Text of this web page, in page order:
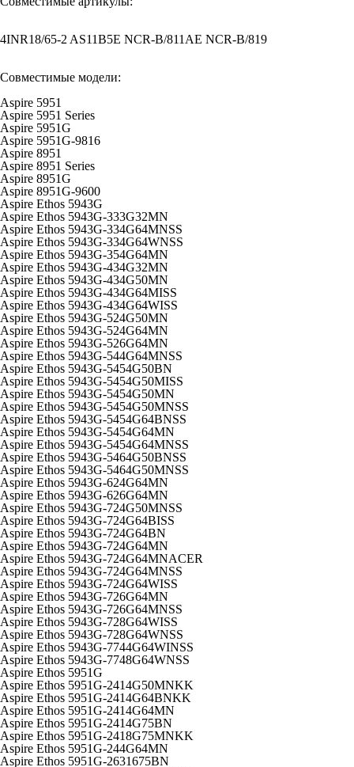
4INR18/65-2 AS11B5E NCR-B/811AE NCR-B/819
Совместимые модели:
Aspire 5951
Aspire 5951 Series
Aspire 5951G
Aspire 5951G-9816
Aspire 8951
Aspire 8951 Series
Aspire 8951G
Aspire 8951G-9600
Aspire Ethos 5943G
Aspire Ethos 5943G-333G32MN
Aspire Ethos 5943G-334G64MNSS
Aspire Ethos 5943G-334G64WNSS
Aspire Ethos 5943G-354G64MN
Aspire Ethos 5943G-434G32MN
Aspire Ethos 5943G-434G50MN
Aspire Ethos 5943G-434G64MISS
Aspire Ethos 5943G-434G64WISS
Aspire Ethos 5943G-524G50MN
Aspire Ethos 5943G-524G64MN
Aspire Ethos 5943G-526G64MN
Aspire Ethos 5943G-544G64MNSS
Aspire Ethos 5943G-5454G50BN
Aspire Ethos 5943G-5454G50MISS
Aspire Ethos 5943G-5454G50MN
Aspire Ethos 5943G-5454G50MNSS
Aspire Ethos 5943G-5454G64BNSS
Aspire Ethos 5943G-5454G64MN
Aspire Ethos 5943G-5454G64MNSS
Aspire Ethos 5943G-5464G50BNSS
Aspire Ethos 5943G-5464G50MNSS
Aspire Ethos 5943G-624G64MN
Aspire Ethos 5943G-626G64MN
Aspire Ethos 5943G-724G50MNSS
Aspire Ethos 5943G-724G64BISS
Aspire Ethos 5943G-724G64BN
Aspire Ethos 5943G-724G64MN
Aspire Ethos 5943G-724G64MNACER
Aspire Ethos 5943G-724G64MNSS
Aspire Ethos 5943G-724G64WISS
Aspire Ethos 5943G-726G64MN
Aspire Ethos 5943G-726G64MNSS
Aspire Ethos 5943G-728G64WISS
Aspire Ethos 5943G-728G64WNSS
Aspire Ethos 5943G-7744G64WINSS
Aspire Ethos 5943G-7748G64WNSS
Aspire Ethos 5951G
Aspire Ethos 5951G-2414G50MNKK
Aspire Ethos 5951G-2414G64BNKK
Aspire Ethos 5951G-2414G64MN
Aspire Ethos 5951G-2414G75BN
Aspire Ethos 5951G-2418G75MNKK
Aspire Ethos 5951G-244G64MN
Aspire Ethos 5951G-2631675BN